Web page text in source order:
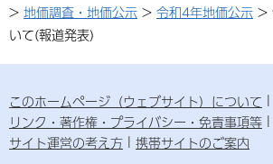
> 地価調査・地価公示 > 令和4年地価公示 >
いて(報道発表)
このホームページ（ウェブサイト）について
リンク・著作権・プライバシー・免責事項等
サイト運営の考え方
携帯サイトのご案内